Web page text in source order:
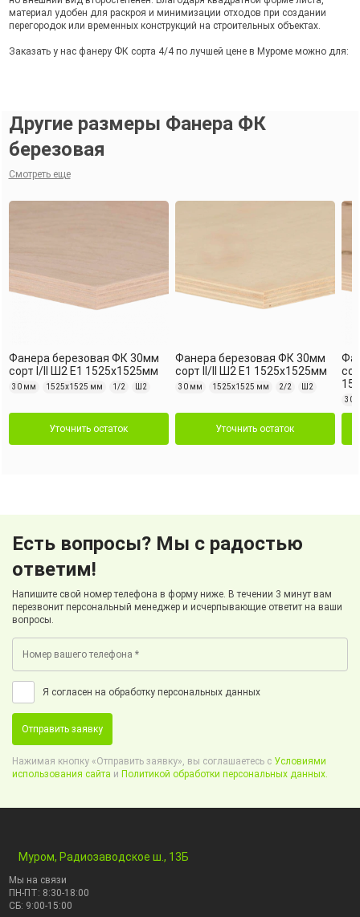
материал удобен для раскроя и минимизации отходов при создании
перегородок или временных конструкций на строительных объектах.
Заказать у нас фанеру ФК сорта 4/4 по лучшей цене в Муроме можно для:
Другие размеры Фанера ФК
березовая
Смотреть еще
Фанера березовая ФК 30мм
сорт I/II Ш2 Е1 1525х1525мм
30 мм 1525х1525 мм 1/2 Ш2
Уточнить остаток
Фанера березовая ФК 30мм
сорт II/II Ш2 Е1 1525х1525мм
30 мм 1525х1525 мм 2/2 Ш2
Уточнить остаток
30
Есть вопросы? Мы с радостью
ответим!
Напишите свой номер телефона в форму ниже. В течении 3 минут вам
перезвонит персональный менеджер и исчерпывающие ответит на ваши
вопросы.
Я согласен на обработку персональных данных
Отправить заявку
Нажимая кнопку «Отправить заявку», вы соглашаетесь с Условиями
использования сайта и Политикой обработки персональных данных.
Муром, Радиозаводское ш., 13Б
Мы на связи
ПН-ПТ: 8:30-18:00
СБ: 9:00-15:00